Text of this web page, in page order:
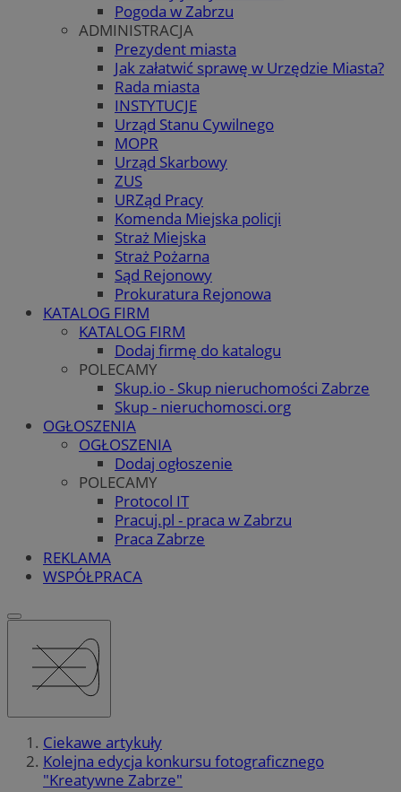
Pogoda w Zabrzu
ADMINISTRACJA
Prezydent miasta
Jak załatwić sprawę w Urzędzie Miasta?
Rada miasta
INSTYTUCJE
Urząd Stanu Cywilnego
MOPR
Urząd Skarbowy
ZUS
URZąd Pracy
Komenda Miejska policji
Straż Miejska
Straż Pożarna
Sąd Rejonowy
Prokuratura Rejonowa
KATALOG FIRM
KATALOG FIRM
Dodaj firmę do katalogu
POLECAMY
Skup.io - Skup nieruchomości Zabrze
Skup - nieruchomosci.org
OGŁOSZENIA
OGŁOSZENIA
Dodaj ogłoszenie
POLECAMY
Protocol IT
Pracuj.pl - praca w Zabrzu
Praca Zabrze
REKLAMA
WSPÓŁPRACA
Ciekawe artykuły
Kolejna edycja konkursu fotograficznego
"Kreatywne Zabrze"